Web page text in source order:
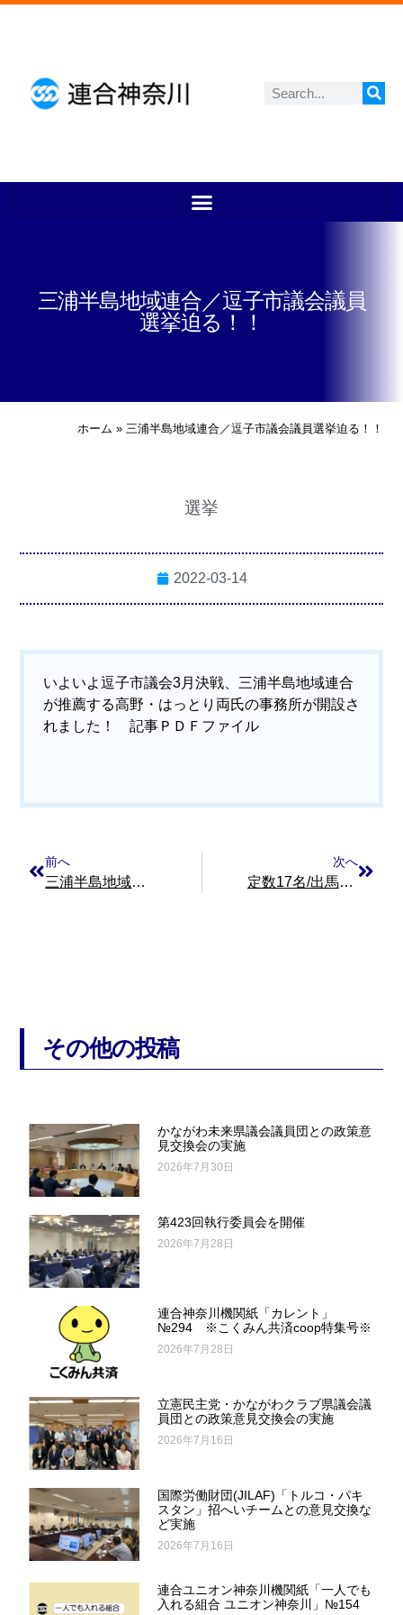
三浦半島地域連合／逗子市議会議員
選挙迫る！！
ホーム » 三浦半島地域連合／逗子市議会議員選挙迫る！！
選挙
2022-03-14
いよいよ逗子市議会3月決戦、三浦半島地域連合
が推薦する高野・はっとり両氏の事務所が開設さ
れました！ 記事ＰＤＦファイル
前へ
三浦半島地域連合『逗子版・多聞善塾』開催のご連絡
次へ
定数17名/出馬25名、激戦逗子市議会選挙スタート！
その他の投稿
かながわ未来県議会議員団との政策意
見交換会の実施
2026年7月30日
第423回執行委員会を開催
2026年7月28日
連合神奈川機関紙「カレント」
№294 ※こくみん共済coop特集号※
2026年7月28日
立憲民主党・かながわクラブ県議会議
員団との政策意見交換会の実施
2026年7月16日
国際労働財団(JILAF)「トルコ・パキ
スタン」招へいチームとの意見交換な
ど実施
2026年7月16日
連合ユニオン神奈川機関紙「一人でも
入れる組合 ユニオン神奈川」№154